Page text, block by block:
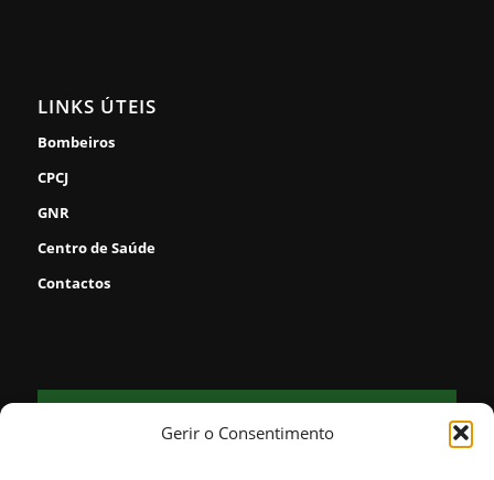
Gerir o Consentimento
LINKS ÚTEIS
Bombeiros
CPCJ
GNR
Centro de Saúde
Contactos
FORNOS